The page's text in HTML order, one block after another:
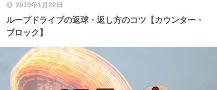
2019年1月22日
ループドライブの返球・返し方のコツ【カウンター・
ブロック】